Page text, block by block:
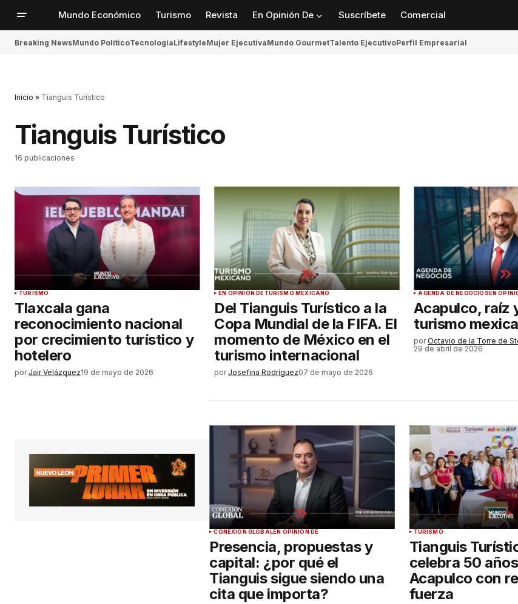
Mundo Económico Turismo Revista En Opinión De Suscríbete Comercial
Breaking NewsMundo PolíticoTecnologíaLifestyleMujer EjecutivaMundo GourmetTalento EjecutivoPerfil Empresarial
Inicio » Tianguis Turístico
Tianguis Turístico
16 publicaciones
TURISMO
Tlaxcala gana
reconocimiento nacional
por crecimiento turístico y
hotelero
por Jair Velázquez19 de mayo de 2026
EN OPINIÓN DETURISMO MEXICANO
Del Tianguis Turístico a la
Copa Mundial de la FIFA. El
momento de México en el
turismo internacional
por Josefina Rodríguez07 de mayo de 2026
AGENDA DE NEGOCIOSEN
Acapulco, raíz
turismo
por Octavio de la Torre de
29 de abril de 2026
CONEXIÓN GLOBALEN OPINIÓN DE
Presencia, propuestas y
capital: ¿por qué el
Tianguis sigue siendo una
cita que importa?
TURISMO
Tianguis
celebra 50
Acapulco con
fuerza